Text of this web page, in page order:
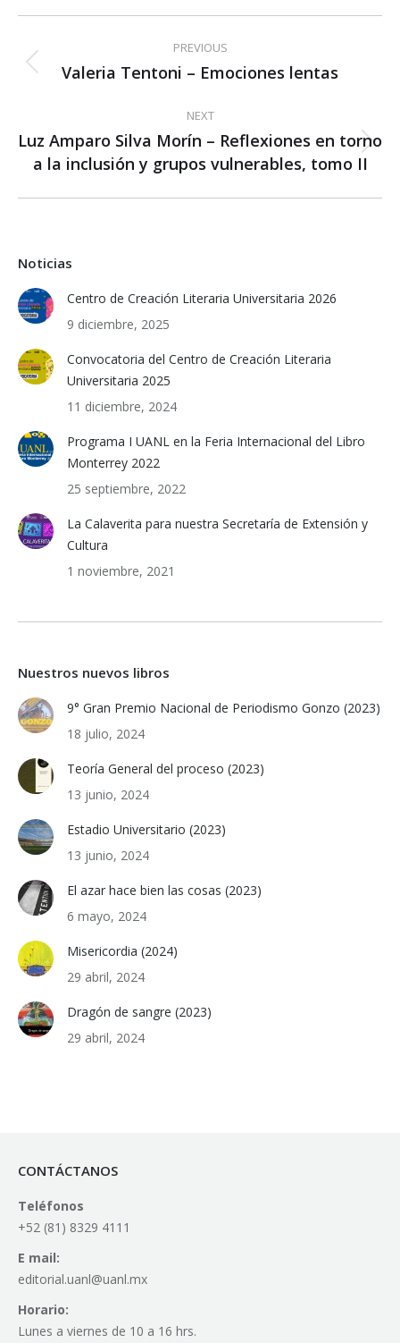
navigation
PREVIOUS
Previous
Valeria Tentoni – Emociones lentas
NEXT
Next
post:
Luz Amparo Silva Morín – Reflexiones en torno
a la inclusión y grupos vulnerables, tomo II
Noticias
Centro de Creación Literaria Universitaria 2026
9 diciembre, 2025
Convocatoria del Centro de Creación Literaria
Universitaria 2025
11 diciembre, 2024
Programa I UANL en la Feria Internacional del Libro
Monterrey 2022
25 septiembre, 2022
La Calaverita para nuestra Secretaría de Extensión y
Cultura
1 noviembre, 2021
Nuestros nuevos libros
9° Gran Premio Nacional de Periodismo Gonzo (2023)
18 julio, 2024
Teoría General del proceso (2023)
13 junio, 2024
Estadio Universitario (2023)
13 junio, 2024
El azar hace bien las cosas (2023)
6 mayo, 2024
Misericordia (2024)
29 abril, 2024
Dragón de sangre (2023)
29 abril, 2024
CONTÁCTANOS
Teléfonos
+52 (81) 8329 4111
E mail:
editorial.uanl@uanl.mx
Horario:
Lunes a viernes de 10 a 16 hrs.